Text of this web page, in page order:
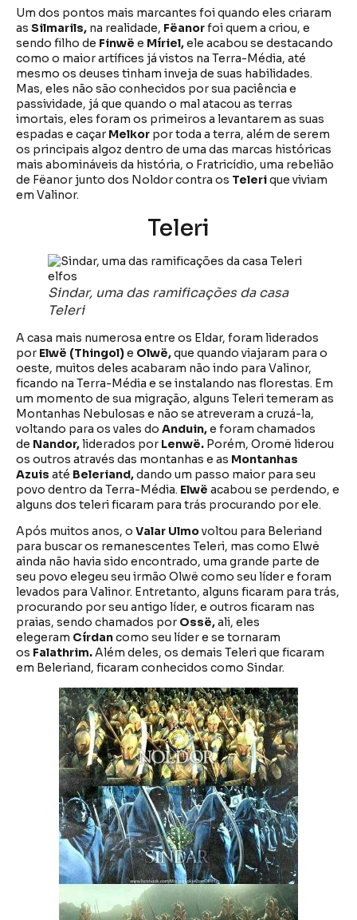
Um dos pontos mais marcantes foi quando eles criaram
as Silmarils, na realidade, Fëanorfoi quem a criou, e
sendo filho de Finwë e Míriel,ele acabou se destacando
como o maior artífices já vistos na Terra-Média, até
mesmo os deuses tinham inveja de suas habilidades.
Mas, eles não são conhecidos por sua paciência e
passividade, já que quando o mal atacou as terras
imortais, eles foram os primeiros a levantarem as suas
espadas e caçar Melkor por toda a terra, além de serem
os principais algoz dentro de uma das marcas históricas
mais abomináveis da história, o Fratricídio, uma rebelião
de Fëanor junto dos Noldor contra os Telerique viviam
em Valinor.
Teleri
Sindar, uma das ramificações da casa
Teleri
A casa mais numerosa entre os Eldar, foram liderados
por Elwë (Thingol)e Olwë,que quando viajaram para o
oeste, muitos deles acabaram não indo para Valinor,
ficando na Terra-Média e se instalando nas florestas. Em
um momento de sua migração, alguns Teleri temeram as
Montanhas Nebulosas e não se atreveram a cruzá-la,
voltando para os vales do Anduin,e foram chamados
de Nandor,liderados por Lenwë. Porém, Oromë liderou
os outros através das montanhas e as Montanhas
Azuis até Beleriand,dando um passo maior para seu
povo dentro da Terra-Média. Elwë acabou se perdendo, e
alguns dos teleri ficaram para trás procurando por ele.
Após muitos anos, o Valar Ulmovoltou para Beleriand
para buscar os remanescentes Teleri, mas como Elwë
ainda não havia sido encontrado, uma grande parte de
seu povo elegeu seu irmão Olwë como seu líder e foram
levados para Valinor. Entretanto, alguns ficaram para trás,
procurando por seu antigo líder, e outros ficaram nas
praias, sendo chamados por Ossë,ali, eles
elegeram Círdancomo seu líder e se tornaram
os Falathrim.Além deles, os demais Teleri que ficaram
em Beleriand, ficaram conhecidos como Sindar.